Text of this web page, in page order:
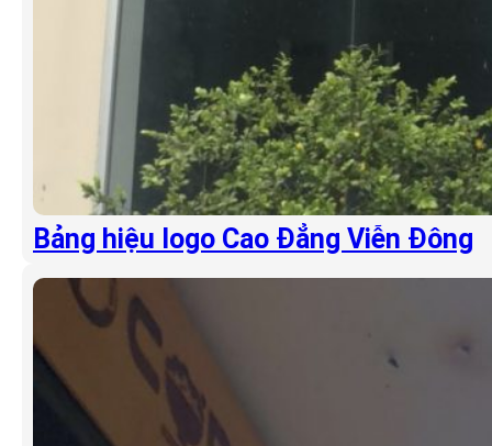
Bảng hiệu logo Cao Đẳng Viễn Đông